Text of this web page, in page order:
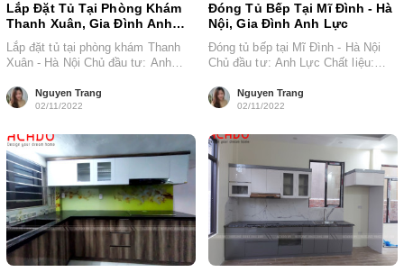
Lắp Đặt Tủ Tại Phòng Khám
Thanh Xuân, Gia Đình Anh
Quang
Lắp đặt tủ tại phòng khám Thanh
Xuân - Hà Nội Chủ đầu tư: Anh
Nguyen Trang
02/11/2022
Đóng Tủ Bếp Tại Mĩ Đình - Hà
Nội, Gia Đình Anh Lực
Đóng tủ bếp tại Mĩ Đình - Hà Nội
Chủ đầu tư: Anh Lực Chất liệu:
Nguyen Trang
02/11/2022